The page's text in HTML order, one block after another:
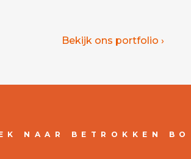
Bekijk ons portfolio ›
NAAR BETROKKEN